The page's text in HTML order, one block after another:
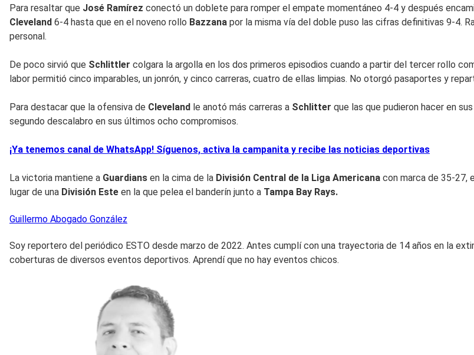
Para resaltar que José Ramírez conectó un doblete para romper el empate momentáneo 4-4 y después
Cleveland 6-4 hasta que en el noveno rollo Bazzana por la misma vía del doble puso las cifras definitivas 9-4.
personal.
De poco sirvió que Schlittler colgara la argolla en los dos primeros episodios cuando a partir del tercer rollo
labor permitió cinco imparables, un jonrón, y cinco carreras, cuatro de ellas limpias. No otorgó pasaportes y
Para destacar que la ofensiva de Cleveland le anotó más carreras a Schlitter que las que pudieron hacer en
segundo descalabro en sus últimos ocho compromisos.
¡Ya tenemos canal de WhatsApp! Síguenos, activa la campanita y recibe las noticias deportivas
La victoria mantiene a Guardians en la cima de la División Central de la Liga Americana con marca de 35-27,
lugar de una División Este en la que pelea el banderín junto a Tampa Bay Rays.
Guillermo Abogado González
Soy reportero del periódico ESTO desde marzo de 2022. Antes cumplí con una trayectoria de 14 años en la
coberturas de diversos eventos deportivos. Aprendí que no hay eventos chicos.